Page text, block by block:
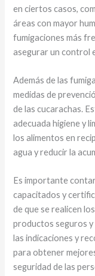
en ciertos casos,
áreas con mayor
fumigaciones más
asegurar un control
Además de las
medidas de
de las cucarachas.
adecuada higiene y
los alimentos en
agua y reducir la
Es importante
capacitados y
de que se realicen
productos seguros
las indicaciones y
para obtener
seguridad de las